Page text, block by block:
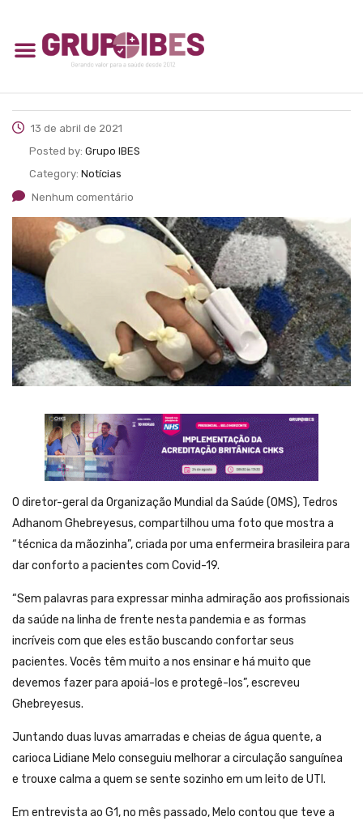
13 de abril de 2021
Posted by: Grupo IBES
Category: Notícias
Nenhum comentário
O diretor-geral da Organização Mundial da Saúde (OMS), Tedros
Adhanom Ghebreyesus, compartilhou uma foto que mostra a
“técnica da mãozinha”, criada por uma enfermeira brasileira para
dar conforto a pacientes com Covid-19.
“Sem palavras para expressar minha admiração aos profissionais
da saúde na linha de frente nesta pandemia e as formas
incríveis com que eles estão buscando confortar seus
pacientes. Vocês têm muito a nos ensinar e há muito que
devemos fazer para apoiá-los e protegê-los”, escreveu
Ghebreyesus.
Juntando duas luvas amarradas e cheias de água quente, a
carioca Lidiane Melo conseguiu melhorar a circulação sanguínea
e trouxe calma a quem se sente sozinho em um leito de UTI.
Em entrevista ao G1, no mês passado, Melo contou que teve a